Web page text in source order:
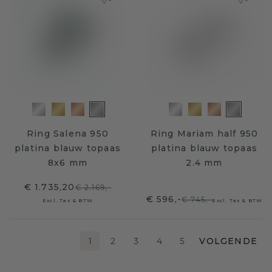
Ring Salena 950
platina blauw topaas
8x6 mm
€ 1.735,20€ 2.169,-
Excl. Tax & BTW
Ring Mariam half 950
platina blauw topaas
2.4 mm
€ 596,-€ 745,-Excl. Tax & BTW
1 2 3 4 5 VOLGENDE